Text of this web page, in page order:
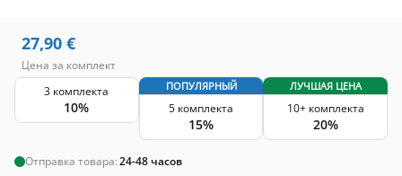
27,90 €
Цена за комплект
3 комплекта
10%
ПОПУЛЯРНЫЙ
5 комплекта
15%
ЛУЧШАЯ ЦЕНА
10+ комплекта
20%
Отправка товара:24-48 часов